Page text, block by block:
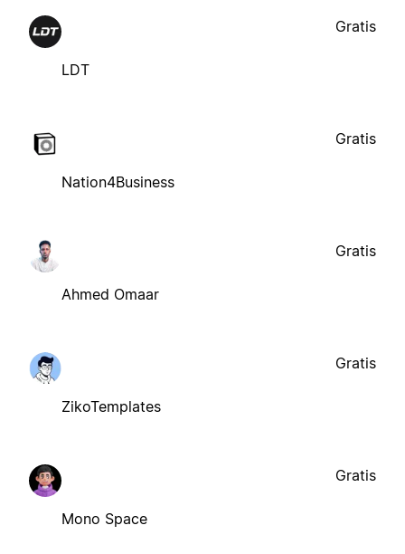
LDT
Gratis
Nation4Business
Gratis
Ahmed Omaar
Gratis
ZikoTemplates
Gratis
Mono Space
Gratis